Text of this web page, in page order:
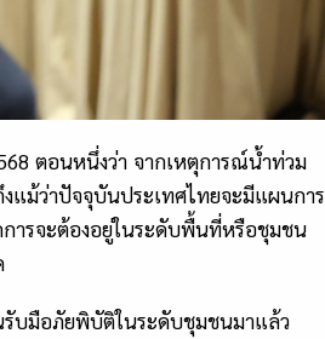
ตอนหนึ่งว่า จากเหตุการณ์น้ำท่วม
ม้ว่าปัจจุบันประเทศไทยจะมีแผนการ
ารจะต้องอยู่ในระดับพื้นที่หรือชุมชน
รับมือภัยพิบัติในระดับชุมชนมาแล้ว